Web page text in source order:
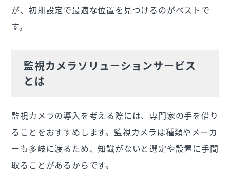
が、初期設定で最適な位置を見つけるのがベストで
す。
監視カメラソリューションサービス
とは
監視カメラの導入を考える際には、専門家の手を借り
ることをおすすめします。監視カメラは種類やメーカ
ーも多岐に渡るため、知識がないと選定や設置に手間
取ることがあるからです。